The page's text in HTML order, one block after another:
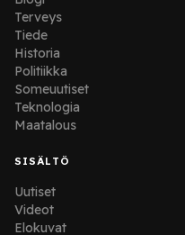
Terveys
Tiede
Historia
Politiikka
Someuutiset
Teknologia
Maatalous
SISÄLTÖ
Uutiset
Videot
Elokuvat